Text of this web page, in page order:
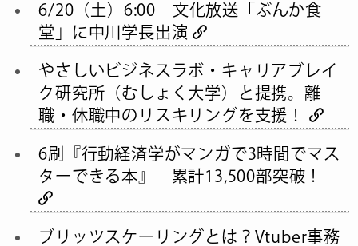
6/20（土）6:00 文化放送「ぶんか食
堂」に中川学長出演
やさしいビジネスラボ・キャリアブレイ
ク研究所（むしょく大学）と提携。離
職・休職中のリスキリングを支援！
6刷『行動経済学がマンガで3時間でマス
ターできる本』 累計13,500部突破！
ブリッツスケーリングとは？Vtuber事務